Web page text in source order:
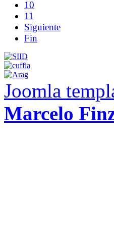
10
11
Siguiente
Fin
Joomla
Marcelo